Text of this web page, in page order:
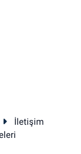
İletişim